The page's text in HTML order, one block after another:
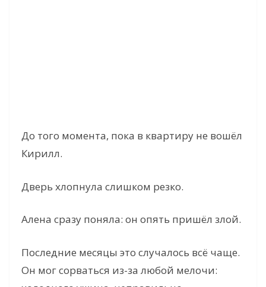
До того момента, пока в квартиру не вошёл
Кирилл.
Дверь хлопнула слишком резко.
Алена сразу поняла: он опять пришёл злой.
Последние месяцы это случалось всё чаще.
Он мог сорваться из-за любой мелочи: